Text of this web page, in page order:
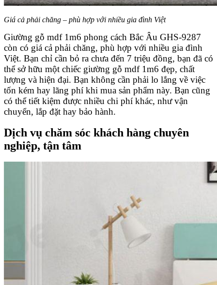
Giá cả phải chăng – phù hợp với nhiều gia đình Việt
Giường gỗ mdf 1m6 phong cách Bắc Âu GHS-9287
còn có giá cả phải chăng, phù hợp với nhiều gia đình
Việt. Bạn chỉ cần bỏ ra chưa đến 7 triệu đồng, bạn đã có
thể sở hữu một chiếc giường gỗ mdf 1m6 đẹp, chất
lượng và hiện đại. Bạn không cần phải lo lắng về việc
tốn kém hay lãng phí khi mua sản phẩm này. Bạn cũng
có thể tiết kiệm được nhiều chi phí khác, như vận
chuyển, lắp đặt hay bảo hành.
Dịch vụ chăm sóc khách hàng chuyên
nghiệp, tận tâm